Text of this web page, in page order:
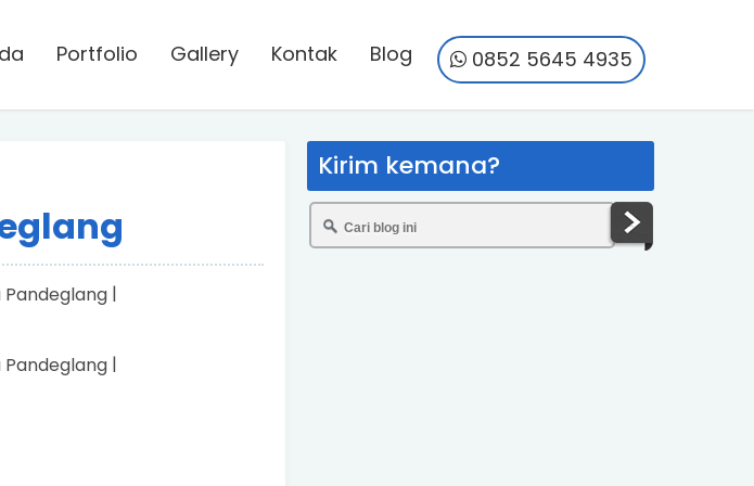
Portfolio Gallery Kontak Blog 0852 5645 4935
|
|
Kirim kemana?